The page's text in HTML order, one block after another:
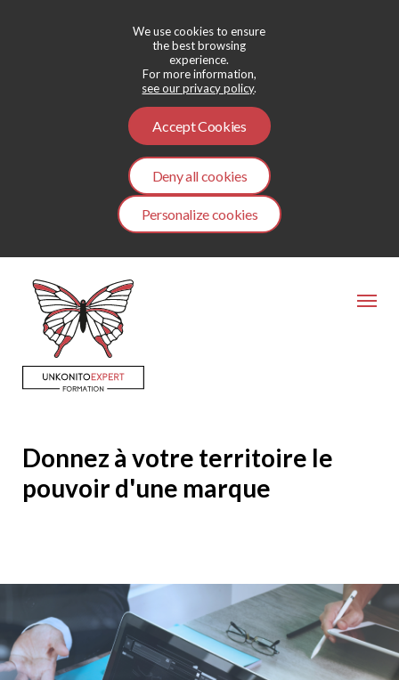
We use cookies to ensure
the best browsing
experience.
For more information,
see our privacy policy.
Accept Cookies
Deny all cookies
Personalize cookies
contenu
principal
Donnez à votre territoire le
pouvoir d'une marque